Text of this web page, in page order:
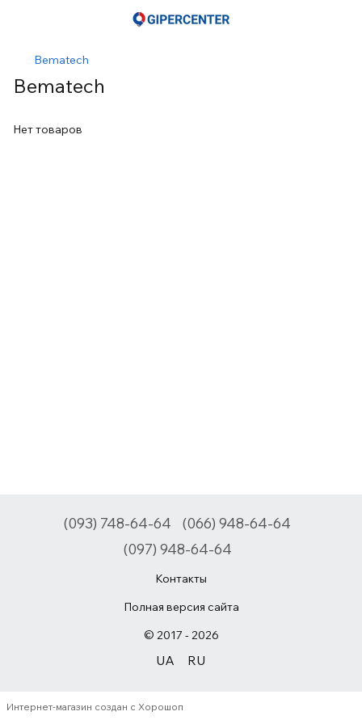
Bematech
Bematech
Нет товаров
(093) 748-64-64
(066) 948-64-64
(097) 948-64-64
Контакты
Полная версия сайта
© 2017 - 2026
UA RU
Интернет-магазин создан с Хорошоп